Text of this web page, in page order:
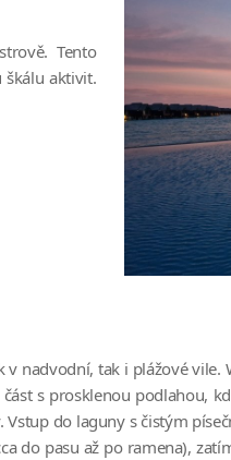
Tento
škálu aktivit.
nadvodní, tak i plážové
s prosklenou podlahou,
do laguny s čistým
do pasu až po ramena),